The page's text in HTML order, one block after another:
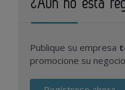
¿Aún no está
Publique su empresa
promocione su negocio